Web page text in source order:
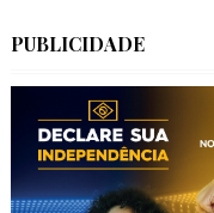
PUBLICIDADE